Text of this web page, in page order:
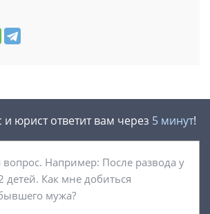
и юрист ответит вам через 5 минут!